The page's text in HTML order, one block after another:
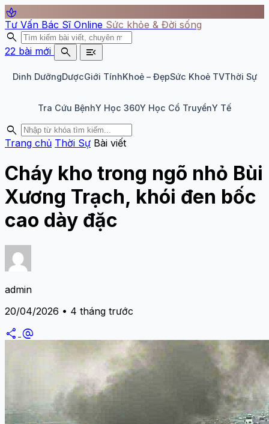
spa
Tư Vấn Bác Sĩ Online Sức khỏe & Đời sống
search
22 bài mới search menu_open
Dinh DưỡngDượcGiới TínhKhoẻ – ĐẹpSức Khoẻ TVThời Sự
Tra Cứu BệnhY Học 360Y Học Cổ TruyềnY Tế
search
Trang chủ Thời Sự Bài viết
Cháy kho trong ngõ nhỏ Bùi
Xương Trạch, khói đen bốc
cao dày đặc
admin
20/04/2026 • 4 tháng trước
share alternate_email